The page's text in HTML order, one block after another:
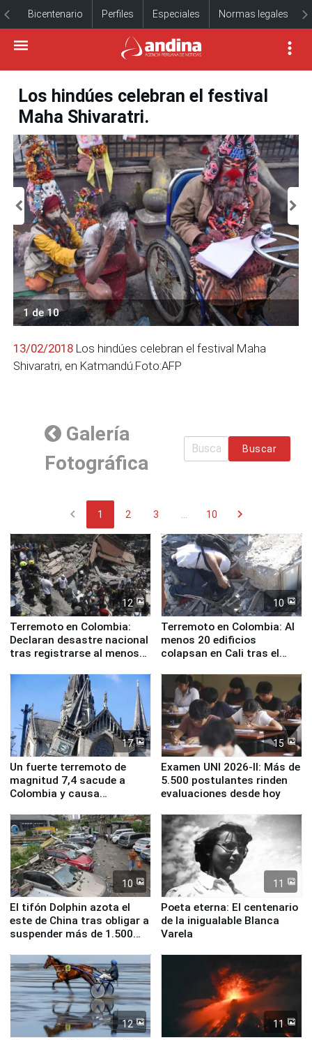
Bicentenario Perfiles Especiales Normas legales
Los hindúes celebran el festival
Maha Shivaratri.
1 de 10
13/02/2018 Los hindúes celebran el festival Maha
Shivaratri, en Katmandú.Foto:AFP
Galería
Fotográfica
Buscar
chevron_left 1 2 3 10 chevron_right
12
Terremoto en Colombia:
Declaran desastre nacional
tras registrarse al menos
10
Terremoto en Colombia: Al
menos 20 edificios
colapsan en Cali tras el
17
Un fuerte terremoto de
magnitud 7,4 sacude a
Colombia y causa
15
Examen UNI 2026-II: Más de
5.500 postulantes rinden
evaluaciones desde hoy
10
El tifón Dolphin azota el
este de China tras obligar a
suspender más de 1.500
11
Poeta eterna: El centenario
de la inigualable Blanca
Varela
12 11